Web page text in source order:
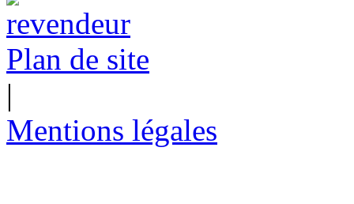
Plan de site
|
Mentions légales